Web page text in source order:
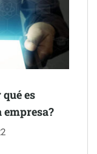
semestre de 2026
espacios de la
es